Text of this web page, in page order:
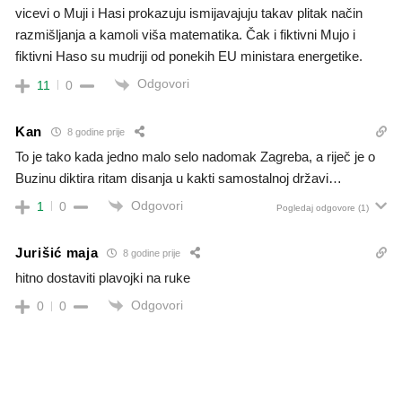
vicevi o Muji i Hasi prokazuju ismijavajuju takav plitak način
razmišljanja a kamoli viša matematika. Čak i fiktivni Mujo i
fiktivni Haso su mudriji od ponekih EU ministara energetike.
11 0 Odgovori
Kan 8 godine prije
To je tako kada jedno malo selo nadomak Zagreba, a riječ je o
Buzinu diktira ritam disanja u kakti samostalnoj državi…
1 0 Odgovori Pogledaj odgovore (1)
Jurišić maja 8 godine prije
hitno dostaviti plavojki na ruke
0 0 Odgovori